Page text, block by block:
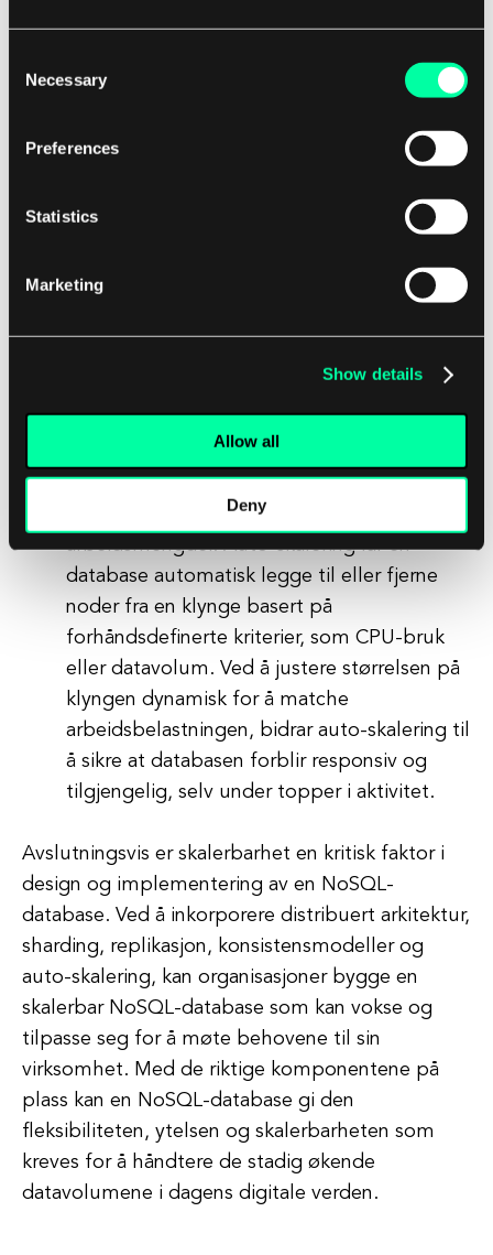
Selection
Necessary
Preferences
Statistics
Marketing
Show details
Allow all
Deny
tid, mens eventuell konsistens tillater en viss
oppdateringer som til slutt blir propagert til
ha en betydelig innvirkning på
skalerbarheten, ettersom sterk konsistens
kan introdusere flaskehalser og begrense
evnen til å skalere horisontalt. Ved å velge
optimalt under økende arbeidsmengder.
En annen nøkkelkomponent
i en skalerbar NoSQL-database er evnen til å
auto-skalere som respons på endrede
arbeidsmengder. Auto-skalering lar en
database automatisk legge til eller fjerne
noder fra en klynge basert på
forhåndsdefinerte kriterier, som CPU-bruk
eller datavolum. Ved å justere størrelsen på
klyngen dynamisk for å matche
arbeidsbelastningen, bidrar auto-skalering til
å sikre at databasen forblir responsiv og
tilgjengelig, selv under topper i aktivitet.
Avslutningsvis er skalerbarhet en kritisk faktor i
design og implementering av en NoSQL-
database. Ved å inkorporere distribuert arkitektur,
sharding, replikasjon, konsistensmodeller og
auto-skalering, kan organisasjoner bygge en
skalerbar NoSQL-database som kan vokse og
tilpasse seg for å møte behovene til sin
virksomhet. Med de riktige komponentene på
plass kan en NoSQL-database gi den
fleksibiliteten, ytelsen og skalerbarheten som
kreves for å håndtere de stadig økende
datavolumene i dagens digitale verden.